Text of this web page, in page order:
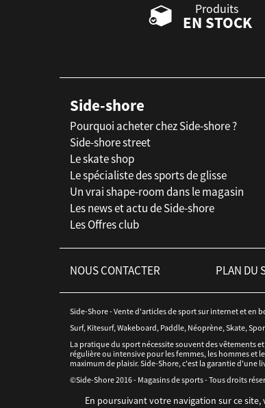
Produits
EN STOCK
Side-shore
Pourquoi acheter chez Side-shore ?
Side-shore street
Le skate shop
Le spécialiste des sports de glisse
Un vrai shape-room dans le magasin
Les news et actu de Side-shore
Les Offres club
NOUS CONTACTER PLAN DU
Side-Shore - Vente d'articles de sport sur internet et en
Surf, Kitesurf, Wakeboard, Paddle, Néoprène, Skate,
La pratique du sport nécessite souvent des vêtements
régulière ou intensive pour les femmes, les hommes et
maximum de plaisir. Side-Shore, c'est la garantie d'une
©Side-Shore 2016 - Magasins de sports - Tous droits
En poursuivant votre navigation sur ce site,